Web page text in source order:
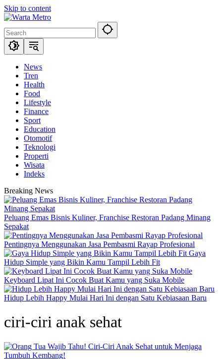
Skip to content
News
Tren
Health
Food
Lifestyle
Finance
Sport
Education
Otomotif
Teknologi
Properti
Wisata
Indeks
Breaking News
Peluang Emas Bisnis Kuliner, Franchise Restoran Padang Minang
Sepakat
Pentingnya Menggunakan Jasa Pembasmi Rayap Profesional
Gaya
Hidup Simple yang Bikin Kamu Tampil Lebih Fit
Keyboard Lipat Ini Cocok Buat Kamu yang Suka Mobile
Hidup Lebih Happy Mulai Hari Ini dengan Satu Kebiasaan Baru
ciri-ciri anak sehat